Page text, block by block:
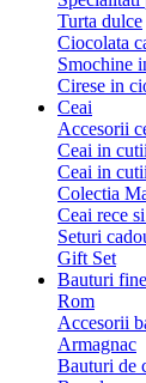
Turta dulce
Ciocolata
Smochine
Cirese in
Ceai
Accesorii
Ceai in
Ceai in
Colectia
Ceai rece
Seturi
Gift Set
Bauturi fine
Rom
Accesorii
Armagnac
Bauturi de